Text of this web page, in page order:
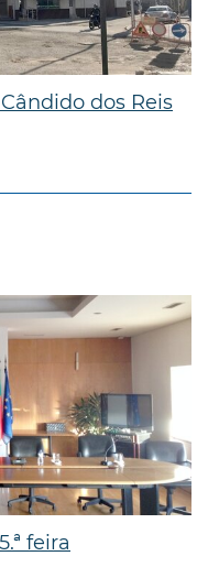
dos Reis
feira